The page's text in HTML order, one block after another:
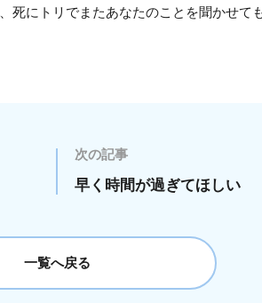
死にトリでまたあなたのことを聞かせて
次の記事
早く時間が過ぎてほしい
一覧へ戻る